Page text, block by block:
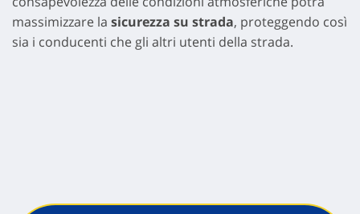
massimizzare la sicurezza su strada, proteggendo così
sia i conducenti che gli altri utenti della strada.